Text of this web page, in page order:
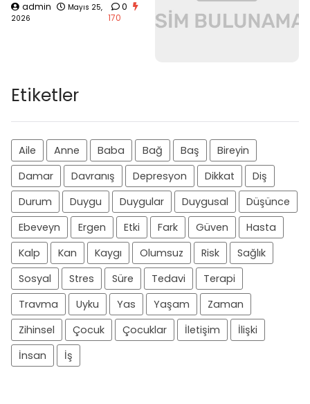
admin
Mayıs 25,
2026
0
170
Etiketler
Aile Anne Baba Bağ Baş
Bireyin
Damar
Davranış Depresyon Dikkat
Diş
Durum
Duygu Duygular Duygusal
Düşünce
Ebeveyn
Ergen Etki Fark Güven
Hasta
Kalp
Kan Kaygı Olumsuz Risk
Sağlık
Sosyal
Stres Süre Tedavi
Terapi
Travma
Uyku Yas Yaşam
Zaman
Zihinsel
Çocuk Çocuklar İletişim
İlişki
İnsan
İş